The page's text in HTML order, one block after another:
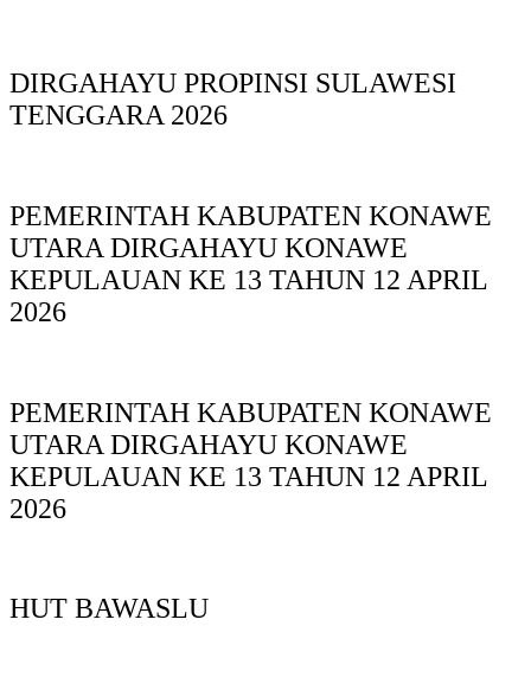
DIRGAHAYU PROPINSI SULAWESI
TENGGARA 2026
PEMERINTAH KABUPATEN KONAWE
UTARA DIRGAHAYU KONAWE
KEPULAUAN KE 13 TAHUN 12 APRIL
2026
PEMERINTAH KABUPATEN KONAWE
UTARA DIRGAHAYU KONAWE
KEPULAUAN KE 13 TAHUN 12 APRIL
2026
HUT BAWASLU